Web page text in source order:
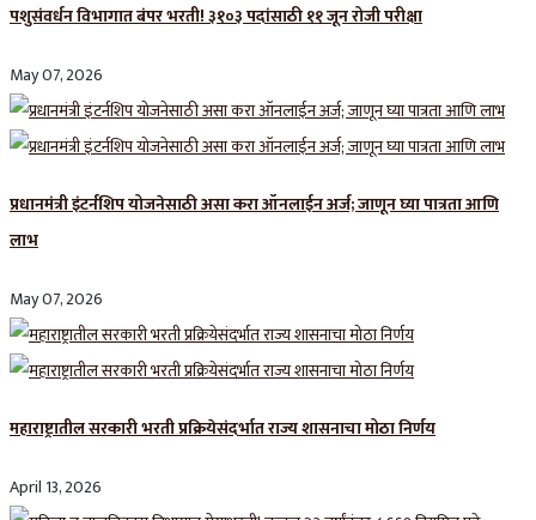
पशुसंवर्धन विभागात बंपर भरती! ३१०३ पदांसाठी ११ जून रोजी परीक्षा
May 07, 2026
प्रधानमंत्री इंटर्नशिप योजनेसाठी असा करा ऑनलाईन अर्ज; जाणून घ्या पात्रता आणि
लाभ
May 07, 2026
महाराष्ट्रातील सरकारी भरती प्रक्रियेसंदर्भात राज्य शासनाचा मोठा निर्णय
April 13, 2026